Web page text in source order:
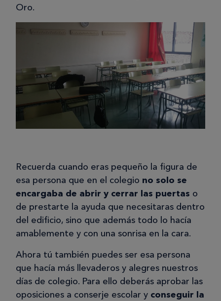
Oro.
Recuerda cuando eras pequeño la figura de
esa persona que en el colegio no solo se
encargaba de abrir y cerrar las puertas o
de prestarte la ayuda que necesitaras dentro
del edificio, sino que además todo lo hacía
amablemente y con una sonrisa en la cara.
Ahora tú también puedes ser esa persona
que hacía más llevaderos y alegres nuestros
días de colegio. Para ello deberás aprobar las
oposiciones a conserje escolar y conseguir la